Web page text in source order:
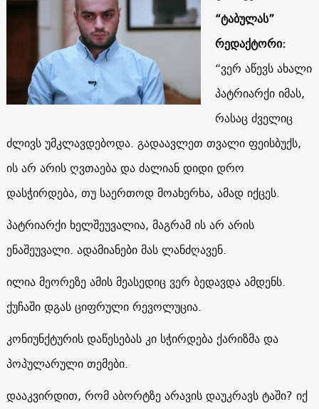
“ტაბულას”
რედაქტორი:
“ვერ აწევს ახალი
პატრიარქი იმას,
რასაც ძველიც
ძლივს უმკლავდებოდა. გადაავლეთ თვალი ფეისბუქს,
ის არ არის ღვთაება და ძალიან დიდი დრო
დასჭირდება, თუ საერთოდ მოახერხა, ამად იქცეს.
პატრიარქი ხელშეუვალია, მაგრამ ის არ არის
ენაშეუვალი. ადამიანები მას ლანძღავენ.
ილია მეორეზე ამის მეასედიც ვერ ბედავდა ამდენს.
ქუჩაში დგას ციფრული რევოლუცია.
კონიუნქტურის დაწესებას კი სჭირდება ქარიზმა და
პოპულარული თემები.
დააკვირდით, რომ აბორტზე არავის დაუკრავს ტაში? იქ